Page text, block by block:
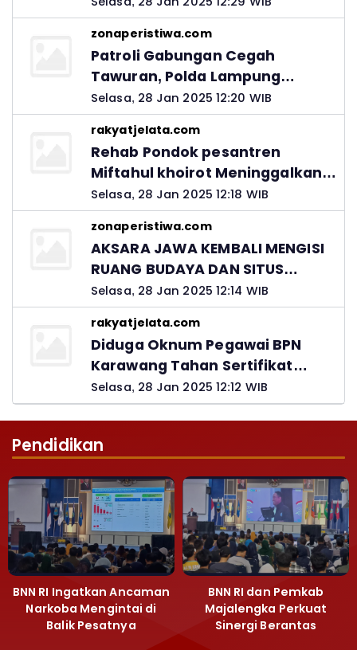
zonaperistiwa.com
Patroli Gabungan Cegah
Tawuran, Polda Lampung
Ingatkan Peran Orang Tua
Selasa, 28 Jan 2025 12:20 WIB
rakyatjelata.com
Rehab Pondok pesantren
Miftahul khoirot Meninggalkan
Hutang Ke Material, Mantan
Kadis PUPR Harus Bertanggung
Jawab
Selasa, 28 Jan 2025 12:18 WIB
zonaperistiwa.com
AKSARA JAWA KEMBALI MENGISI
RUANG BUDAYA DAN SITUS
LELUHUR NUSANTARA
Selasa, 28 Jan 2025 12:14 WIB
rakyatjelata.com
Diduga Oknum Pegawai BPN
Karawang Tahan Sertifikat
Pemohon PTSL
Selasa, 28 Jan 2025 12:12 WIB
Pendidikan
BNN RI Ingatkan Ancaman
Narkoba Mengintai di
Balik Pesatnya
BNN RI dan Pemkab
Majalengka Perkuat
Sinergi Berantas